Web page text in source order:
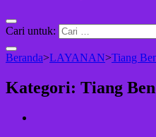
Cari untuk:
Beranda>LAYANAN>Tiang
Kategori: Tiang